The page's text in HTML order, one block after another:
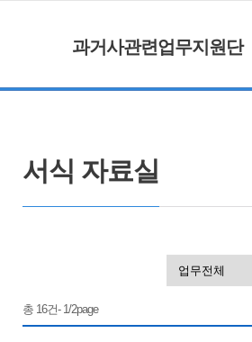
과거사관련업무지원단
서식 자료실
총 16건- 1/2page